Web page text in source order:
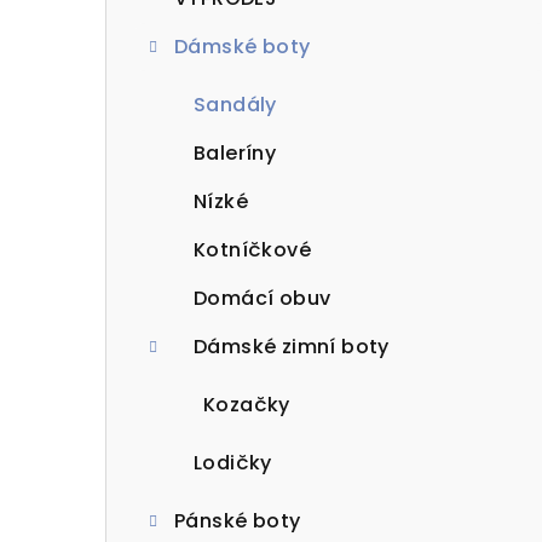
Dámské boty
Sandály
Baleríny
Nízké
Kotníčkové
Domácí obuv
Dámské zimní boty
Kozačky
Lodičky
Pánské boty